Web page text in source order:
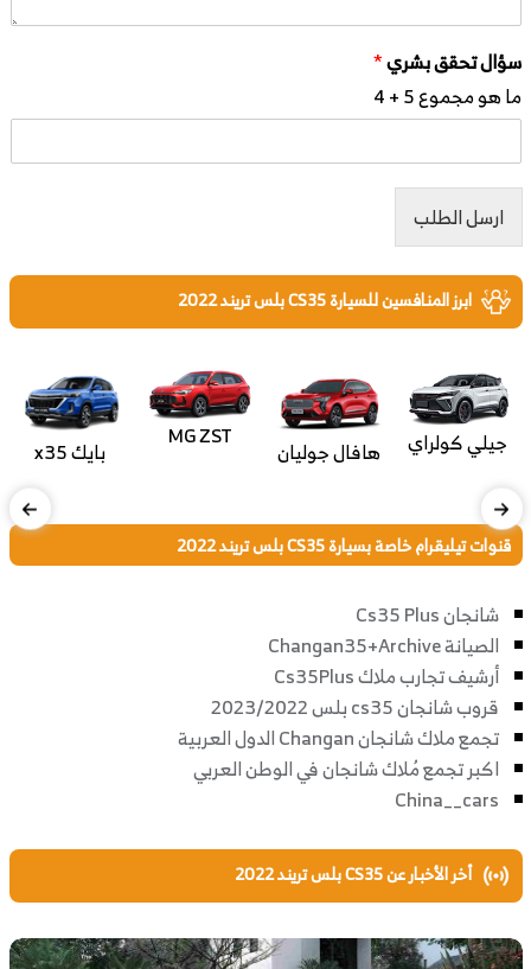
سؤال تحقق بشري*
ما هو مجموع 5 + 4
ارسل الطلب
ابرز المنافسين للسيارة CS35 بلس تريند 2022
جيلي كولراي هافال جوليان MG ZST بايك x35
قنوات تيليقرام خاصة بسيارة CS35 بلس تريند 2022
شانجان Cs35 Plus
الصيانة Changan35+Archive
أرشيف تجارب ملاك Cs35Plus
قروب شانجان cs35 بلس 2023/2022
تجمع ملاك شانجان Changan الدول العربية
اكبر تجمع مُلاك شانجان في الوطن العربي
China__cars
أخر الأخبار عن CS35 بلس تريند 2022